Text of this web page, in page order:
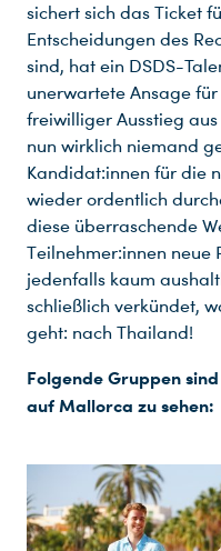
sichert sich das Ticket
Entscheidungen des
sind, hat ein DSDS-
unerwartete Ansage
freiwilliger Ausstieg
nun wirklich niemand
Kandidat:innen für die
wieder ordentlich
diese überraschende
Teilnehmer:innen neue
jedenfalls kaum
schließlich verkündet,
geht: nach Thailand!
Folgende Gruppen
auf Mallorca zu sehen: